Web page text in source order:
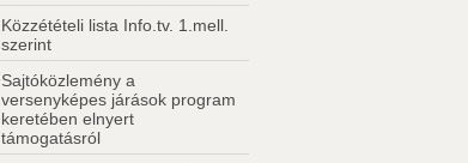
Közzétételi lista Info.tv. 1.mell.
szerint
Sajtóközlemény a
versenyképes járások program
keretében elnyert
támogatásról